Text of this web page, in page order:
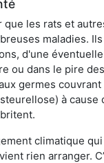
que les rats et
maladies.
d'une
ou dans le pire
germes
à cause
climatique qui
rien arranger.